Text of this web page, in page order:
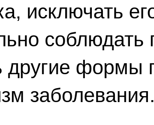
исключать
соблюдать
другие формы